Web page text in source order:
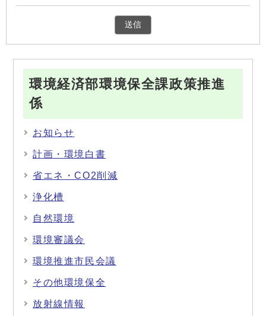
環境経済部環境保全課政策推進
係
お知らせ
計画・環境白書
省エネ・CO2削減
浄化槽
自然環境
環境審議会
環境推進市民会議
その他環境保全
放射線情報